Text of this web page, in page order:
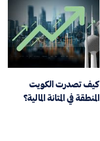
كيف تصدرت الكويت
المنطقة في المتانة المالية؟